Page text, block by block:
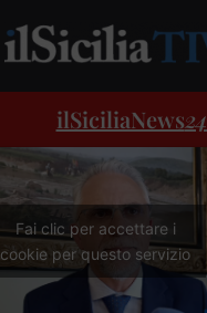
ilSiciliaNews24
Fai clic per accettare i
cookie per questo servizio